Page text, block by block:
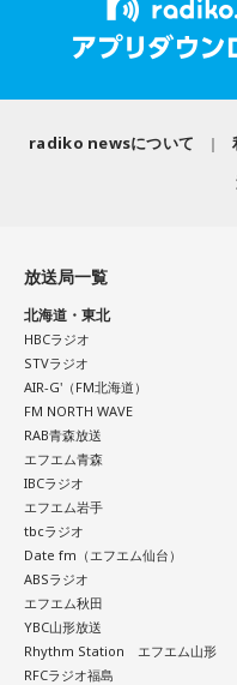
radiko newsについて
放送局一覧
北海道・東北
HBCラジオ
STVラジオ
AIR-G'（FM北海道）
FM NORTH WAVE
RAB青森放送
エフエム青森
IBCラジオ
エフエム岩手
tbcラジオ
Date fm（エフエム仙台）
ABSラジオ
エフエム秋田
YBC山形放送
Rhythm Station エフエム山形
RFCラジオ福島